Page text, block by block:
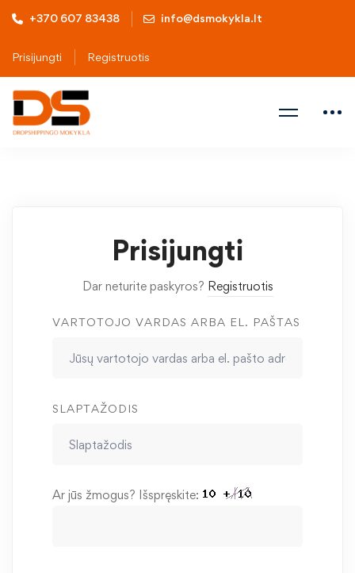
+370 607 83438 info@dsmokykla.lt
Prisijungti Registruotis
Prisijungti
Dar neturite paskyros? Registruotis
VARTOTOJO VARDAS ARBA EL. PAŠTAS
SLAPTAŽODIS
Ar jūs žmogus? Išspręskite: